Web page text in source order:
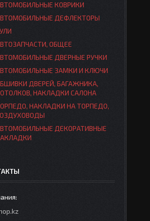
КОВРИКИ
ДЕФЛЕКТОРЫ
ОБЩЕЕ
ДВЕРНЫЕ РУЧКИ
ЗАМКИ И КЛЮЧИ
ДВЕРЕЙ, БАГАЖНИКА,
НАКЛАДКИ САЛОНА
НАКЛАДКИ НА ТОРПЕДО,
ДЕКОРАТИВНЫЕ